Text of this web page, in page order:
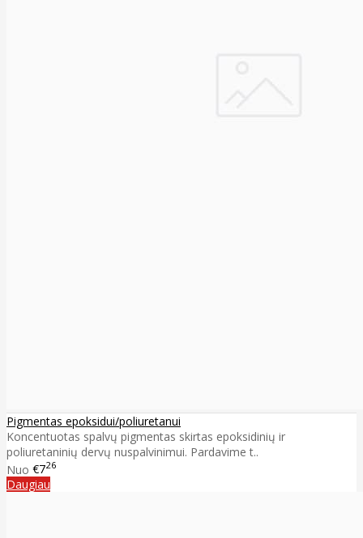
Pigmentas epoksidui/poliuretanui
Koncentuotas spalvų pigmentas skirtas epoksidinių ir
poliuretaninių dervų nuspalvinimui. Pardavime t..
Nuo €726
Daugiau